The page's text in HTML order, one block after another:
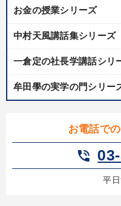
お金の授業シリーズ
中村天風講話集シリーズ
一倉定の社長学講話シリ
牟田學の実学の門シリー
お電話で
phone_in_talk
平